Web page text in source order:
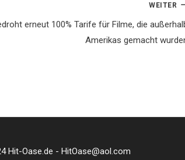
WEITER
erneut 100% Tarife für Filme, die
Amerikas gemacht
Hit-Oase.de - HitOase@aol.com